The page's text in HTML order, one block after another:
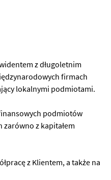
z długoletnim
firmach
lokalnymi podmiotami.
podmiotów
zarówno z kapitałem
z Klientem, a także na